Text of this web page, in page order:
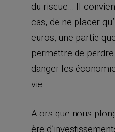
du risque… Il
cas, de ne placer
euros, une partie
permettre de
danger les
vie.
Alors que nous
ère